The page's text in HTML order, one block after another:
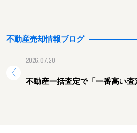
不動産売却情報ブログ
2026.07.20
不動産一括査定で「一番高い査